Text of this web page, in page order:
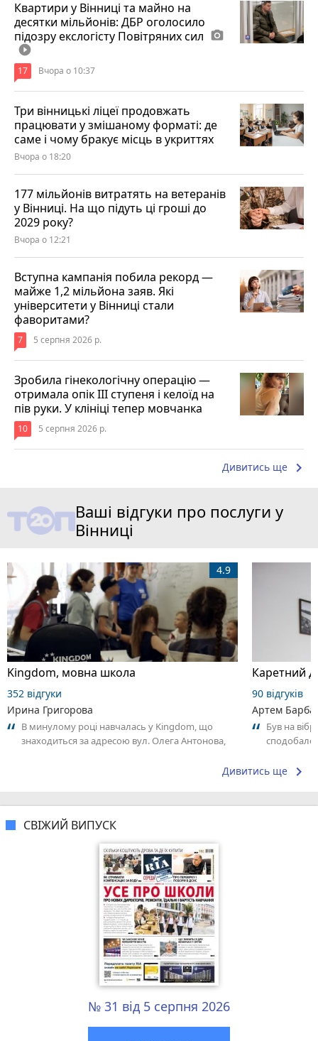
Квартири у Вінниці та майно на
десятки мільйонів: ДБР оголосило
підозру екслогісту Повітряних сил photo_camera
play_circle_filled
17 Вчора о 10:37
Три вінницькі ліцеї продовжать
працювати у змішаному форматі: де
саме і чому бракує місць в укриттях
Вчора о 18:20
177 мільйонів витратять на ветеранів
у Вінниці. На що підуть ці гроші до
2029 року?
Вчора о 12:21
Вступна кампанія побила рекорд —
майже 1,2 мільйона заяв. Які
університети у Вінниці стали
фаворитами?
7 5 серпня 2026 р.
Зробила гінекологічну операцію —
отримала опік ІІІ ступеня і келоїд на
пів руки. У клініці тепер мовчанка
10 5 серпня 2026 р.
Дивитись ще keyboard_arrow_right
Ваші відгуки про послуги у
Вінниці
Kingdom, мовна школа
4.9
352 відгуки
Ирина Григорова
В минулому році навчалась у Kingdom, що
знаходиться за адресою вул. Олега Антонова,
Каретний
90 відгуків
Артем
Був на
Дивитись ще keyboard_arrow_right
СВІЖИЙ ВИПУСК
№ 31 від 5 серпня 2026